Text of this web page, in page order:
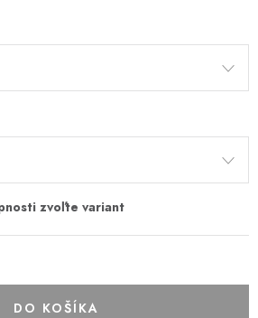
DO KOŠÍKA